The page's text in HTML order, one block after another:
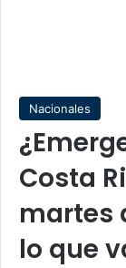
Nacionales
Costa
martes
lo que